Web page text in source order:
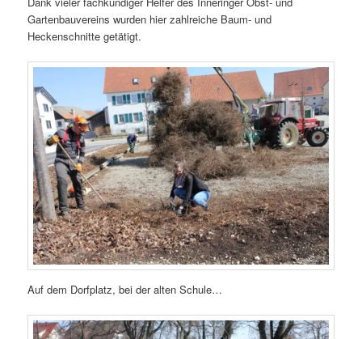
Gartenbauvereins wurden hier zahlreiche Baum- und
Heckenschnitte getätigt.
Auf dem Dorfplatz, bei der alten Schule…